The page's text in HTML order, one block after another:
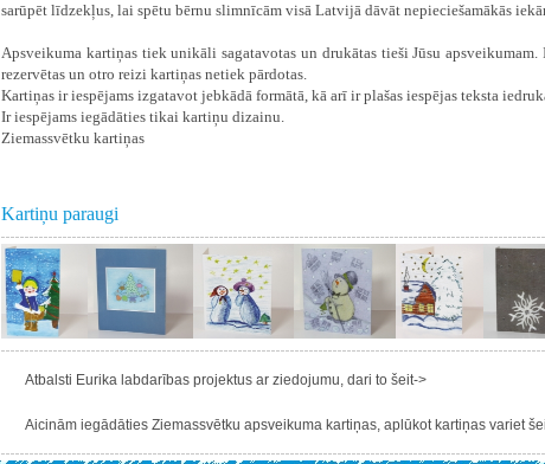
sarūpēt līdzekļus, lai spētu bērnu slimnīcām visā Latvijā dāvāt nepieciešamākās
Apsveikuma kartiņas tiek unikāli sagatavotas un drukātas tieši Jūsu
rezervētas un otro reizi kartiņas netiek pārdotas.
Kartiņas ir iespējams izgatavot jebkādā formātā, kā arī ir plašas iespējas teksta
Ir iespējams iegādāties tikai kartiņu dizainu.
Ziemassvētku kartiņas
Kartiņu paraugi
Atbalsti Eurika labdarības projektus ar ziedojumu, dari to šeit->
Aicinām iegādāties Ziemassvētku apsveikuma kartiņas, aplūkot kartiņas variet